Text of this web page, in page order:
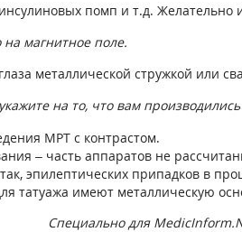
помп и т.д. Желательно
магнитное поле.
металлической стружкой или
на то, что вам
МРТ с контрастом.
– часть аппаратов не
эпилептических припадков в
татуажа имеют металлическую
Специально для